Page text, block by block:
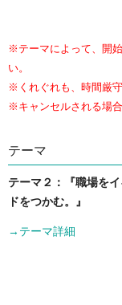
※テーマによって、開
い。
※くれぐれも、時間厳
※キャンセルされる場
テーマ
テーマ２：『職場を
ドをつかむ。』
→テーマ詳細